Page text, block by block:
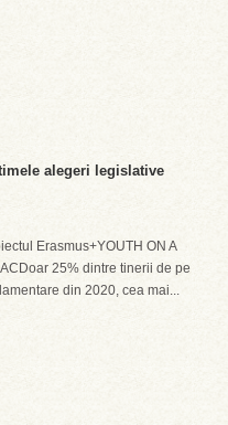
alegeri legislative
Erasmus+YOUTH ON A
25% dintre tinerii de pe
din 2020, cea mai...